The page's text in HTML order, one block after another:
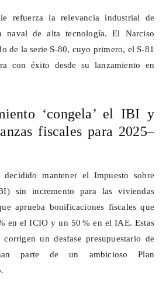
refuerza la relevancia industrial de
naval de alta tecnología. El Narciso
de la serie S‑80, cuyo primero, el S‑81
conéxito desde su lanzamiento en
‘congela’ el IBI y
fiscales para 2025–
mantener el Impuesto sobre
sin incremento para las viviendas
aprueba bonificaciones fiscales que
en el ICIO y un 50 % en el IAE. Estas
un desfase presupuestario de
parte de un ambicioso Plan